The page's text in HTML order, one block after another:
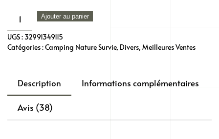
quantité
de
Kit
militaire
d'urgence,
pour
voyage
Ajouter au panier
UGS : 32991349115
Catégories :Camping Nature Survie, Divers, Meilleures Ventes
Description Informations complémentaires
Avis (38)